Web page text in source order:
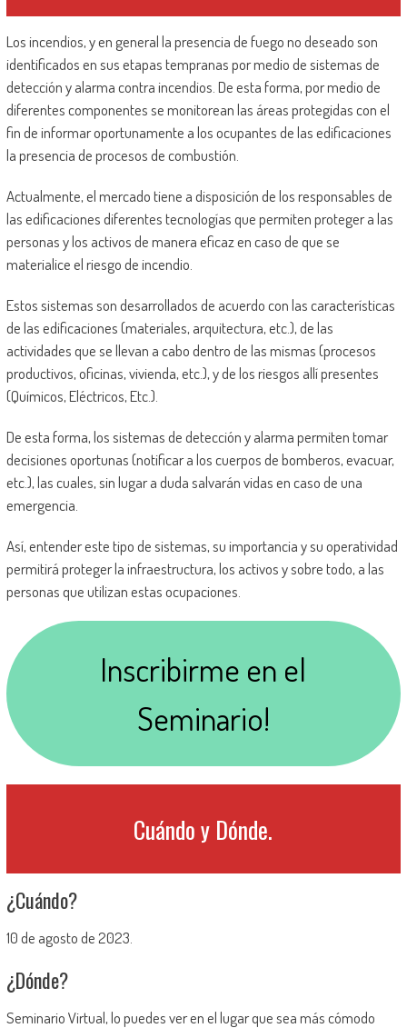
Los incendios, y en general la presencia de fuego no deseado son
identificados en sus etapas tempranas por medio de sistemas de
detección y alarma contra incendios. De esta forma, por medio de
diferentes componentes se monitorean las áreas protegidas con el
fin de informar oportunamente a los ocupantes de las edificaciones
la presencia de procesos de combustión.
Actualmente, el mercado tiene a disposición de los responsables de
las edificaciones diferentes tecnologías que permiten proteger a las
personas y los activos de manera eficaz en caso de que se
materialice el riesgo de incendio.
Estos sistemas son desarrollados de acuerdo con las características
de las edificaciones (materiales, arquitectura, etc.), de las
actividades que se llevan a cabo dentro de las mismas (procesos
productivos, oficinas, vivienda, etc.), y de los riesgos allí presentes
(Químicos, Eléctricos, Etc.).
De esta forma, los sistemas de detección y alarma permiten tomar
decisiones oportunas (notificar a los cuerpos de bomberos, evacuar,
etc.), las cuales, sin lugar a duda salvarán vidas en caso de una
emergencia.
Así, entender este tipo de sistemas, su importancia y su operatividad
permitirá proteger la infraestructura, los activos y sobre todo, a las
personas que utilizan estas ocupaciones.
Inscribirme en el
Seminario!
Cuándo y Dónde.
¿Cuándo?
10 de agosto de 2023.
¿Dónde?
Seminario Virtual, lo puedes ver en el lugar que sea más cómodo